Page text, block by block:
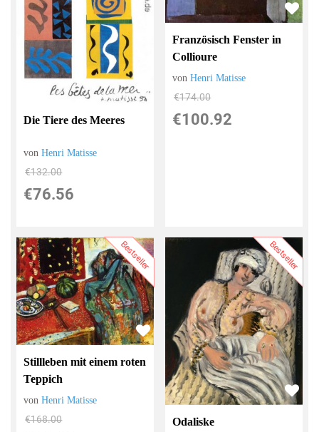
Die Tiere des Meeres
vonHenri Matisse
€132.00
€76.56
Französisch Fenster in
Collioure
vonHenri Matisse
€174.00
€100.92
Bestseller
Stillleben mit einem roten
Teppich
vonHenri Matisse
€168.00
Bestseller
Odaliske